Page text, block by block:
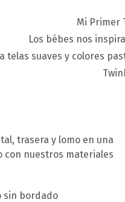
Mi Primer
Los bébes nos
telas suaves y colores
trasera y lomo en una
con nuestros materiales
sin bordado